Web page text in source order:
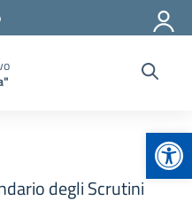
degli Scrutini